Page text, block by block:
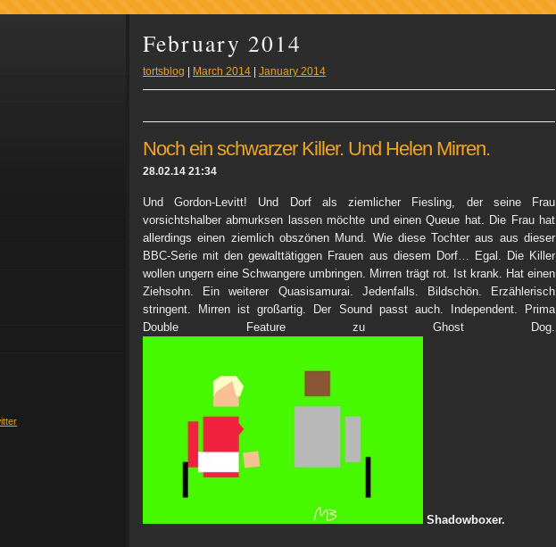
February 2014
tortsblog March 2014 January 2014
Noch ein schwarzer Killer. Und Helen Mirren.
28.02.14 21:34
Und Gordon-Levitt! Und Dorf als ziemlicher Fiesling, der seine Frau
vorsichtshalber abmurksen lassen möchte und einen Queue hat. Die Frau hat
allerdings einen ziemlich obszönen Mund. Wie diese Tochter aus aus dieser
BBC-Serie mit den gewalttätiggen Frauen aus diesem Dorf… Egal. Die Killer
wollen ungern eine Schwangere umbringen. Mirren trägt rot. Ist krank. Hat einen
Ziehsohn. Ein weiterer Quasisamurai. Jedenfalls. Bildschön. Erzählerisch
stringent. Mirren ist großartig. Der Sound passt auch. Independent. Prima
Double Feature zu Ghost Dog.
Shadowboxer.